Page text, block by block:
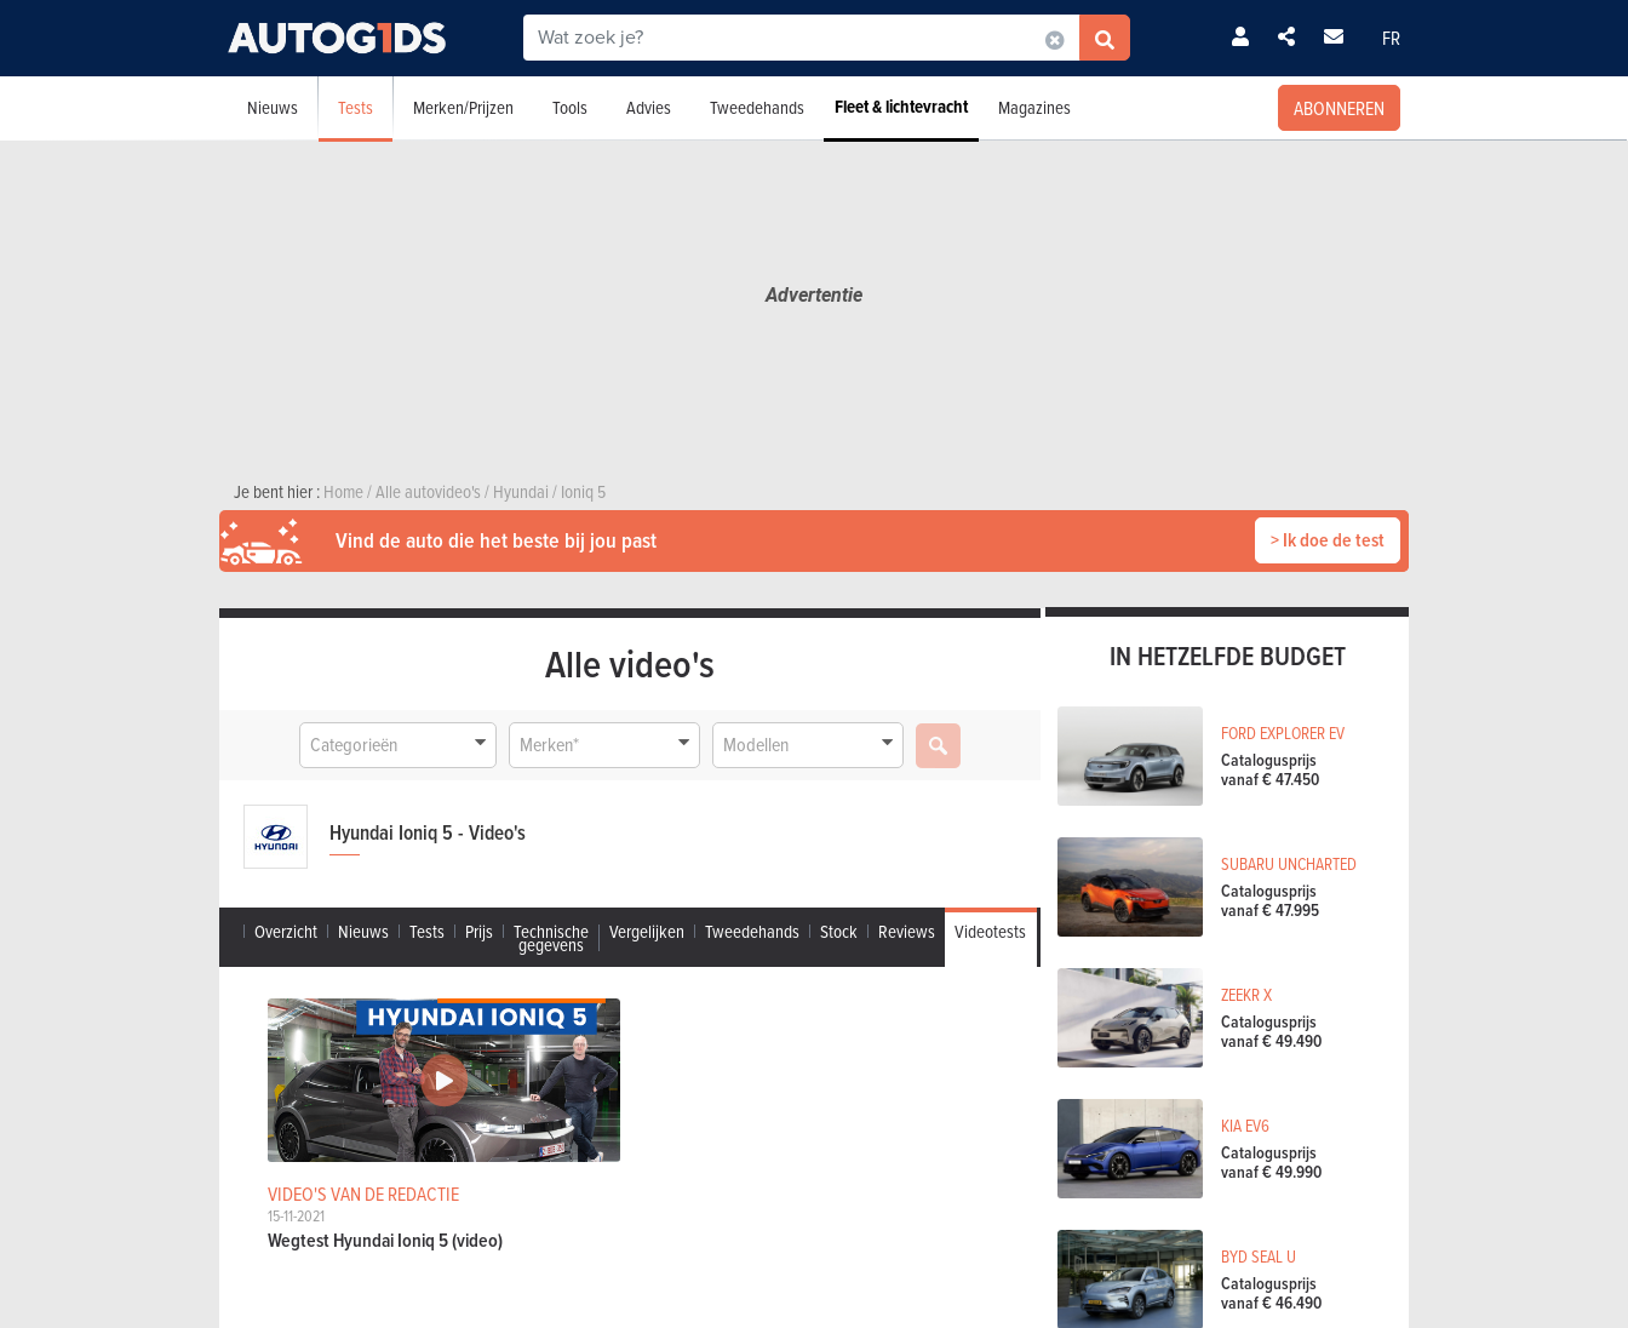
FR
Nieuws Tests Merken/Prijzen Tools Advies Tweedehands Fleet & lichtevracht Magazines ABONNEREN
Je bent hier :Home/Alle autovideo's/Hyundai/Ioniq 5
Vind de auto die het beste bij jou past > Ik doe de test
Alle video's
Categorieën Merken* Modellen
Hyundai Ioniq 5 - Video's
Overzicht Nieuws Tests Prijs Technische
gegevens
Vergelijken Tweedehands Stock Reviews Videotests
VIDEO'S VAN DE REDACTIE
15-11-2021
Wegtest Hyundai Ioniq 5 (video)
IN HETZELFDE BUDGET
FORD EXPLORER EV
Catalogusprijs
vanaf € 47.450
SUBARU UNCHARTED
Catalogusprijs
vanaf € 47.995
ZEEKR X
Catalogusprijs
vanaf € 49.490
KIA EV6
Catalogusprijs
vanaf € 49.990
BYD SEAL U
Catalogusprijs
vanaf € 46.490